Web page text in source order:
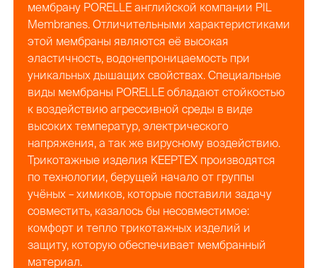
мембрану PORELLE английской компании PIL
Membranes. Отличительными характеристиками
этой мембраны являются её высокая
эластичность, водонепроницаемость при
уникальных дышащих свойствах. Специальные
виды мембраны PORELLE обладают стойкостью
к воздействию агрессивной среды в виде
высоких температур, электрического
напряжения, а так же вирусному воздействию.
Трикотажные изделия KEEPTEX производятся
по технологии, берущей начало от группы
учёных – химиков, которые поставили задачу
совместить, казалось бы несовместимое:
комфорт и тепло трикотажных изделий и
защиту, которую обеспечивает мембранный
материал.